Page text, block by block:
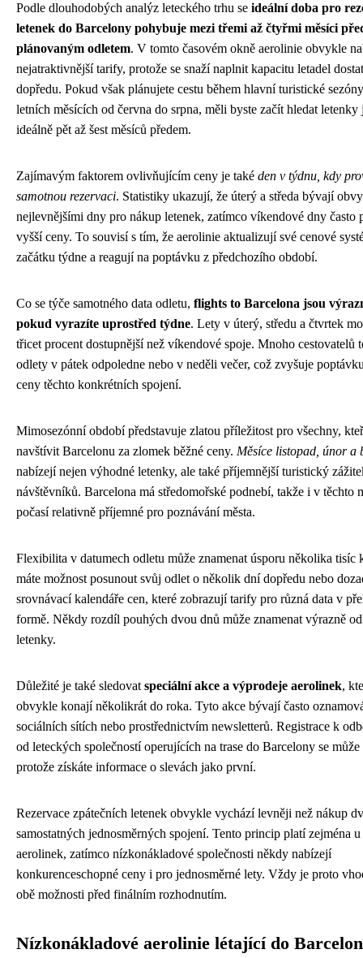
Podle dlouhodobých analýz leteckého trhu se ideální doba pro
letenek do Barcelony pohybuje mezi třemi až čtyřmi měsíci
plánovaným odletem. V tomto časovém okně aerolinie obvykle
nejatraktivnější tarify, protože se snaží naplnit kapacitu letadel
dopředu. Pokud však plánujete cestu během hlavní turistické
letních měsících od června do srpna, měli byste začít hledat letenky
ideálně pět až šest měsíců předem.
Zajímavým faktorem ovlivňujícím ceny je také den v týdnu, kdy
samotnou rezervaci. Statistiky ukazují, že úterý a středa bývají
nejlevnějšími dny pro nákup letenek, zatímco víkendové dny často
vyšší ceny. To souvisí s tím, že aerolinie aktualizují své cenové
začátku týdne a reagují na poptávku z předchozího období.
Co se týče samotného data odletu, flights to Barcelona jsou
pokud vyrazíte uprostřed týdne. Lety v úterý, středu a čtvrtek
třicet procent dostupnější než víkendové spoje. Mnoho cestovatelů
odlety v pátek odpoledne nebo v neděli večer, což zvyšuje
ceny těchto konkrétních spojení.
Mimosezónní období představuje zlatou příležitost pro všechny,
navštívit Barcelonu za zlomek běžné ceny. Měsíce listopad, únor a
nabízejí nejen výhodné letenky, ale také příjemnější turistický
návštěvníků. Barcelona má středomořské podnebí, takže i v těchto
počasí relativně příjemné pro poznávání města.
Flexibilita v datumech odletu může znamenat úsporu několika tisíc
máte možnost posunout svůj odlet o několik dní dopředu nebo
srovnávací kalendáře cen, které zobrazují tarify pro různá data v
formě. Někdy rozdíl pouhých dvou dnů může znamenat výrazně
letenky.
Důležité je také sledovat speciální akce a výprodeje aerolinek,
obvykle konají několikrát do roka. Tyto akce bývají často
sociálních sítích nebo prostřednictvím newsletterů. Registrace k
od leteckých společností operujících na trase do Barcelony se
protože získáte informace o slevách jako první.
Rezervace zpátečních letenek obvykle vychází levněji než nákup
samostatných jednosměrných spojení. Tento princip platí zejména
aerolinek, zatímco nízkonákladové společnosti někdy nabízejí
konkurenceschopné ceny i pro jednosměrné lety. Vždy je proto
obě možnosti před finálním rozhodnutím.
Nízkonákladové aerolinie létající do